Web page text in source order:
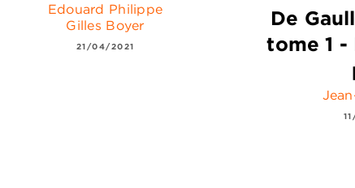
Edouard Philippe
Gilles Boyer
21/04/2021
De
tome 1 -